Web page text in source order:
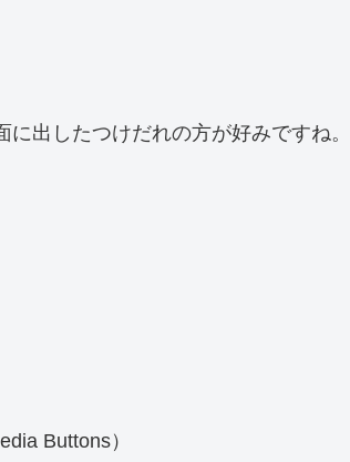
出したつけだれの方が好みですね。
Buttons）